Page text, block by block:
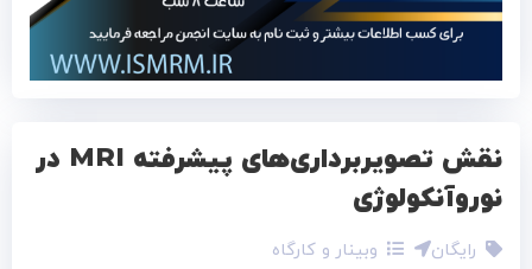
نقش تصویربرداری‌های پیشرفته MRI در
نوروآنکولوژی
رایگان وبینار و کارگاه